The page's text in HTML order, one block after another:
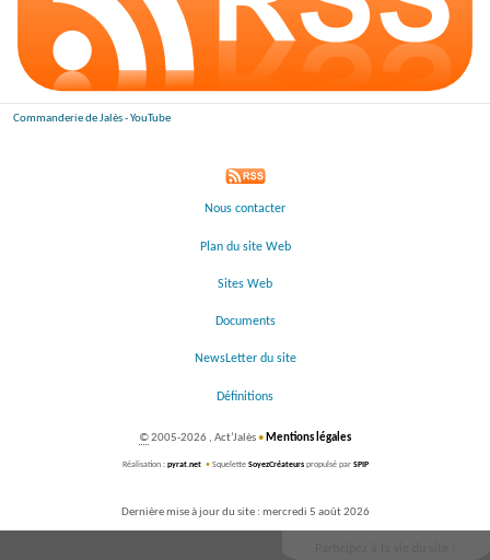
Commanderie de Jalès - YouTube
Nous contacter
Plan du site Web
Sites Web
Documents
NewsLetter du site
Définitions
©2005-2026 , Act’Jalès• Mentions légales
Réalisation : pyrat.net •Squelette SoyezCréateurspropulsé par SPIP
Dernière mise à jour du site : mercredi 5 août 2026